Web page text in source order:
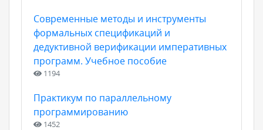
Современные методы и инструменты
формальных спецификаций и
дедуктивной верификации императивных
программ. Учебное пособие
1194
Практикум по параллельному
программированию
1452